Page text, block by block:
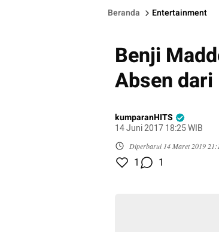
Beranda Entertainment
Benji
Absen
kumparanHITS
14 Juni 2017 18:25 WIB
Diperbarui 14 Maret 2019
1 1